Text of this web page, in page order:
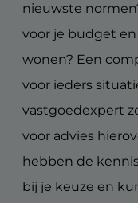
nieuwste
voor je budget
wonen? Een
voor ieders
vastgoedexpert
voor advies
hebben de
bij je keuze en